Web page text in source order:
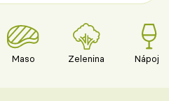
Maso Zelenina Nápoje